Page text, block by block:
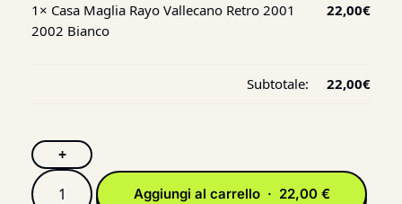
1× Casa Maglia Rayo Vallecano Retro 2001
2002 Bianco
22,00€
Subtotale: 22,00€
+
Aggiungi al carrello · 22,00 €